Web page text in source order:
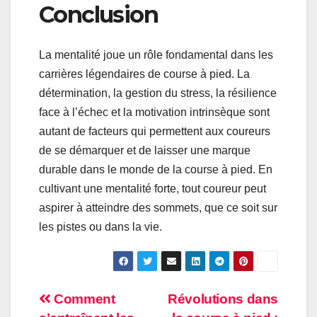
Conclusion
La mentalité joue un rôle fondamental dans les
carrières légendaires de course à pied. La
détermination, la gestion du stress, la résilience
face à l’échec et la motivation intrinsèque sont
autant de facteurs qui permettent aux coureurs
de se démarquer et de laisser une marque
durable dans le monde de la course à pied. En
cultivant une mentalité forte, tout coureur peut
aspirer à atteindre des sommets, que ce soit sur
les pistes ou dans la vie.
Post
Révolutions dans
Comment